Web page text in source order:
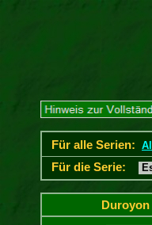
Für alle Serien:
Für die Serie: